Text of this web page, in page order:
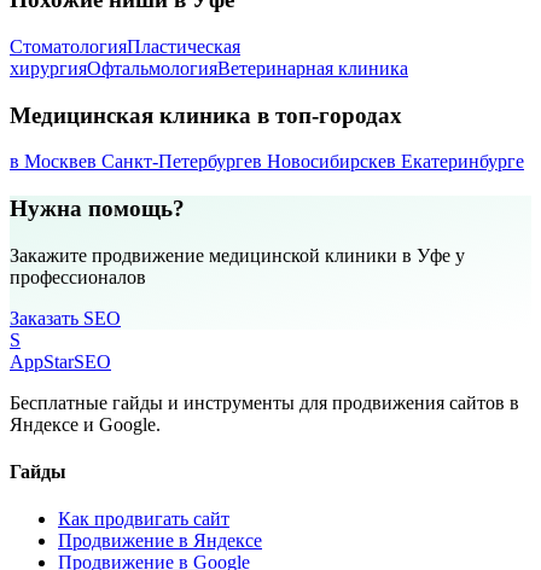
СтоматологияПластическая
хирургияОфтальмологияВетеринарная клиника
Медицинская клиника в топ-городах
в Москвев Санкт-Петербургев Новосибирскев Екатеринбурге
Нужна помощь?
Закажите продвижение медицинской клиники в Уфе у
профессионалов
Заказать SEO
S
AppStarSEO
Бесплатные гайды и инструменты для продвижения сайтов в
Яндексе и Google.
Гайды
Как продвигать сайт
Продвижение в Яндексе
Продвижение в Google